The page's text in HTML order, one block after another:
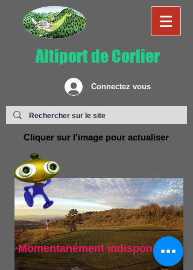
Altiport de Corlier
Connectez vous
Cliquer sur l'image pour actualiser
Momentanément indisponible